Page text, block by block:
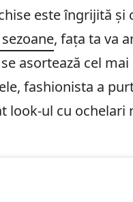
este îngrijită
, fața ta va
asortează cel mai
fashionista a
look-ul cu